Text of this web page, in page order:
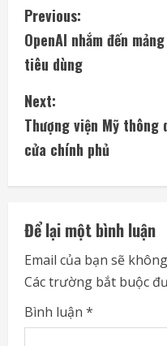
C
o
n
t
i
n
u
e
R
e
Previous:
OpenAI nhắm đến
tiêu dùng
Next:
Thượng viện Mỹ
cửa chính phủ
Để lại một bình luận
Email của bạn sẽ
Các trường bắt buộc
Bình luận *